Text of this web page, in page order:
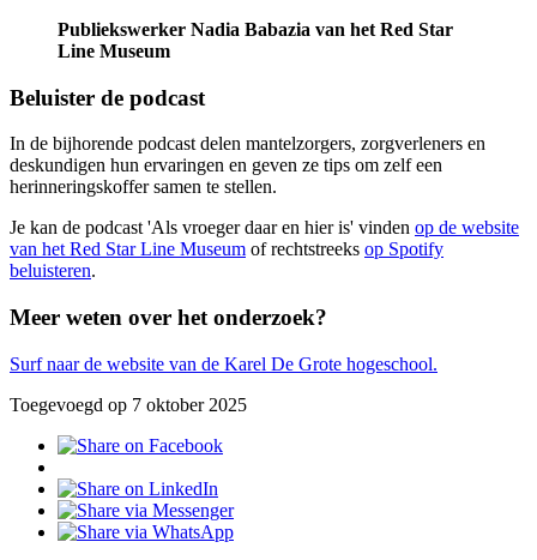
Publiekswerker Nadia Babazia van het Red Star
Line Museum
Beluister de podcast
In de bijhorende podcast delen mantelzorgers, zorgverleners en
deskundigen hun ervaringen en geven ze tips om zelf een
herinneringskoffer samen te stellen.
Je kan de podcast 'Als vroeger daar en hier is' vinden op de website
van het Red Star Line Museum of rechtstreeks op Spotify
beluisteren.
Meer weten over het onderzoek?
Surf naar de website van de Karel De Grote hogeschool.
Toegevoegd op 7 oktober 2025